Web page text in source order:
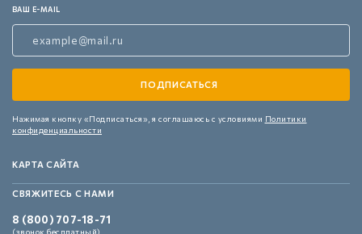
ВАШ E-MAIL
Нажимая кнопку «Подписаться», я соглашаюсь с условиями Политики
конфиденциальности
КАРТА САЙТА
СВЯЖИТЕСЬ С НАМИ
8 (800) 707-18-71
(звонок бесплатный)